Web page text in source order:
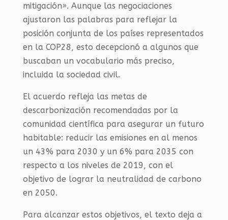
mitigación». Aunque las negociaciones
ajustaron las palabras para reflejar la
posición conjunta de los países representados
en la COP28, esto decepcionó a algunos que
buscaban un vocabulario más preciso,
incluida la sociedad civil.
El acuerdo refleja las metas de
descarbonización recomendadas por la
comunidad científica para asegurar un futuro
habitable: reducir las emisiones en al menos
un 43% para 2030 y un 6% para 2035 con
respecto a los niveles de 2019, con el
objetivo de lograr la neutralidad de carbono
en 2050.
Para alcanzar estos objetivos, el texto deja a